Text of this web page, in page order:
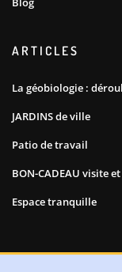
ARTICLES
La géobiologie :
JARDINS de ville
Patio de travail
BON-CADEAU visite
Espace tranquille